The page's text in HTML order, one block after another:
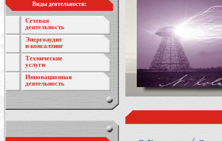
Виды деятельности:
Сетевая
деятельность
Энергоаудит
и консалтинг
Технические
услуги
Инновационная
деятельность